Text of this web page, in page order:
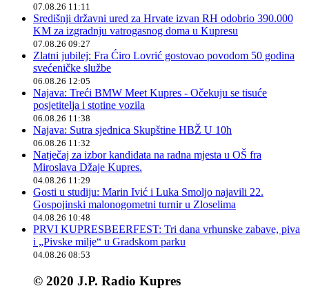
07.08.26 11:11
Središnji državni ured za Hrvate izvan RH odobrio 390.000
KM za izgradnju vatrogasnog doma u Kupresu
07.08.26 09:27
Zlatni jubilej: Fra Ćiro Lovrić gostovao povodom 50 godina
svećeničke službe
06.08.26 12:05
Najava: Treći BMW Meet Kupres - Očekuju se tisuće
posjetitelja i stotine vozila
06.08.26 11:38
Najava: Sutra sjednica Skupštine HBŽ U 10h
06.08.26 11:32
Natječaj za izbor kandidata na radna mjesta u OŠ fra
Miroslava Džaje Kupres.
04.08.26 11:29
Gosti u studiju: Marin Ivić i Luka Smoljo najavili 22.
Gospojinski malonogometni turnir u Zloselima
04.08.26 10:48
PRVI KUPRESBEERFEST: Tri dana vrhunske zabave, piva
i „Pivske milje“ u Gradskom parku
04.08.26 08:53
© 2020 J.P. Radio Kupres